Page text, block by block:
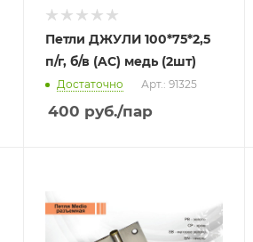
Петли ДЖУЛИ 100*75*2,5
п/г, б/в (AС) медь (2шт)
Достаточно Арт.: 91325
400 руб./пар